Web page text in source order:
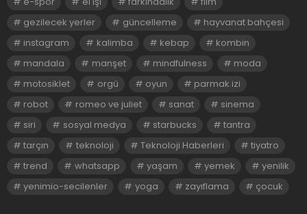
gezilecek yerler
güncelleme
hayvanat bahçesi
instagram
kalimba kebap
kombin
mandala
manşet mindfulness
moda
motosiklet
orgü oyun
parmak izi
robot
romeo ve juliet sanat
sinema
siri
sosyal medya starbucks
tantra
tarçın
teknoloji Teknoloji Haberleri
tiyatro
trend
whatsapp yaşam yemek
yenilik
yenimio-secilenler
yoga zayıflama çocuk